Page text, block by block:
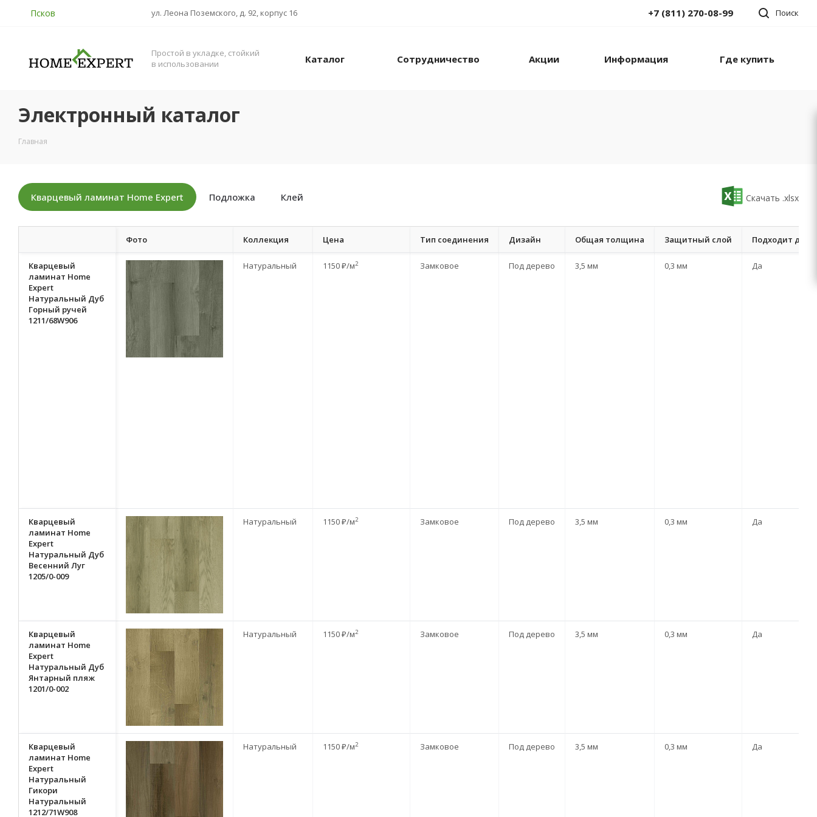
Псков ул. Леона Поземского, д. 92, корпус 16 Поиск
+7 (811) 270-08-99
Простой в укладке, стойкий
в использовании
Каталог Сотрудничество Акции Информация Где купить
Электронный каталог
Главная
Кварцевый ламинат Home Expert Подложка Клей Скачать .xlsx
Фото Коллекция Цена Тип соединения Дизайн Общая толщина Защитный слой Подходит для
Кварцевый
ламинат Home
Expert
Натуральный Дуб
Горный ручей
1211/68W906
Натуральный 1150 ₽/м2 Замковое Под дерево 3,5 мм 0,3 мм Да
Кварцевый
ламинат Home
Expert
Натуральный Дуб
Весенний Луг
1205/0-009
Натуральный 1150 ₽/м2 Замковое Под дерево 3,5 мм 0,3 мм Да
Кварцевый
ламинат Home
Expert
Натуральный Дуб
Янтарный пляж
1201/0-002
Натуральный 1150 ₽/м2 Замковое Под дерево 3,5 мм 0,3 мм Да
Кварцевый
ламинат Home
Expert
Натуральный
Гикори
Натуральный
1212/71W908
Натуральный 1150 ₽/м2 Замковое Под дерево 3,5 мм 0,3 мм Да